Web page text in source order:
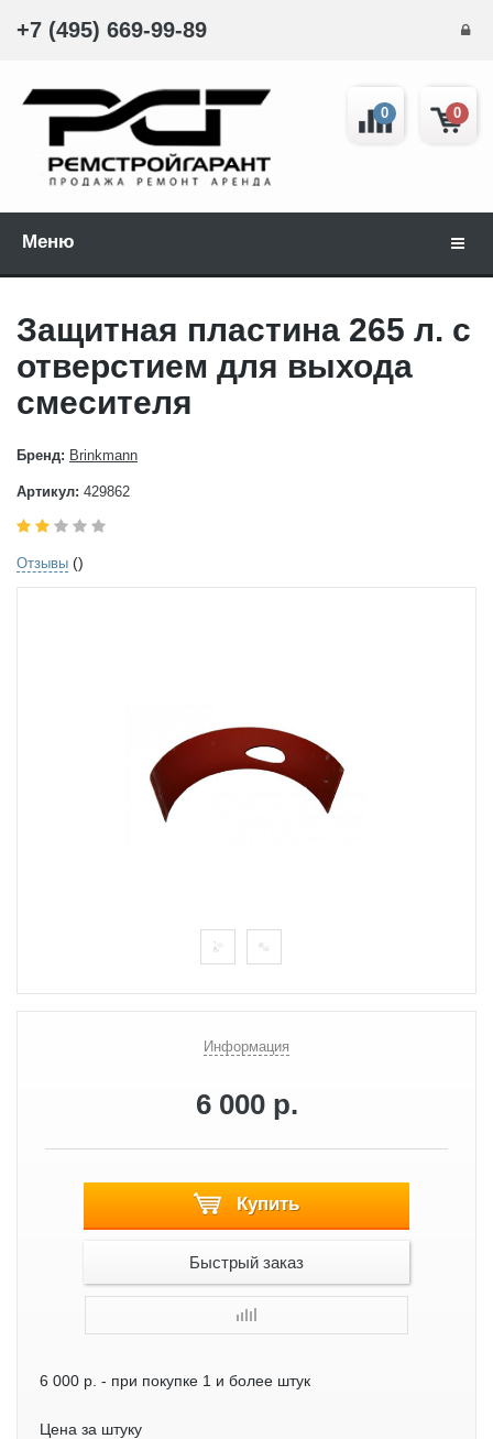
+7 (495) 669-99-89
0
0
Меню
Защитная пластина 265 л. с
отверстием для выхода
смесителя
Бренд: Brinkmann
Артикул: 429862
Отзывы ()
Информация
6 000 р.
Купить
Быстрый заказ
6 000 р. - при покупке 1 и более штук
Цена за штуку